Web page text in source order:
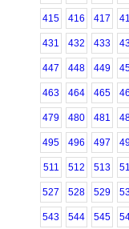
415 416 417
431 432 433
447 448 449
463 464 465
479 480 481
495 496 497
511 512 513
527 528 529
543 544 545